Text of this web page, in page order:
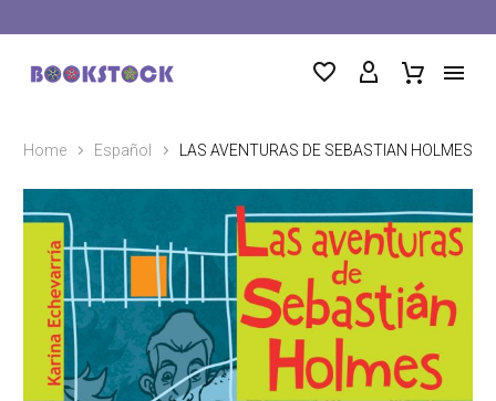
Home Español LAS AVENTURAS DE SEBASTIAN HOLMES